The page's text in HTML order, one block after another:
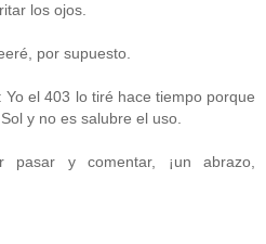
los ojos.
por supuesto.
Yo el 403 lo tiré hace tiempo porque
y no es salubre el uso.
pasar y comentar, ¡un abrazo,